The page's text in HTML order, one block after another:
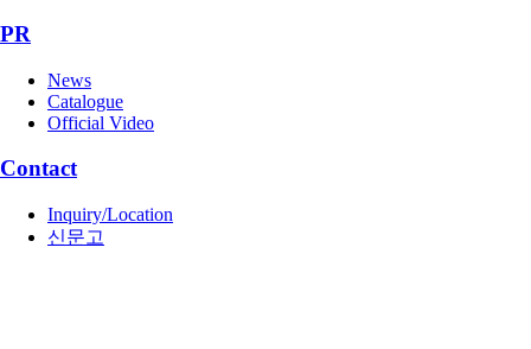
PR
News
Catalogue
Official Video
Contact
Inquiry/Location
신문고